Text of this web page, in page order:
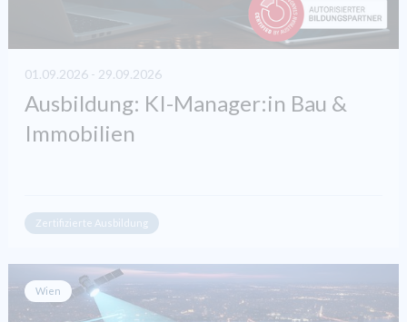
01.09.2026 - 29.09.2026
Ausbildung: KI-Manager:in Bau &
Immobilien
Zertifizierte Ausbildung
Wien